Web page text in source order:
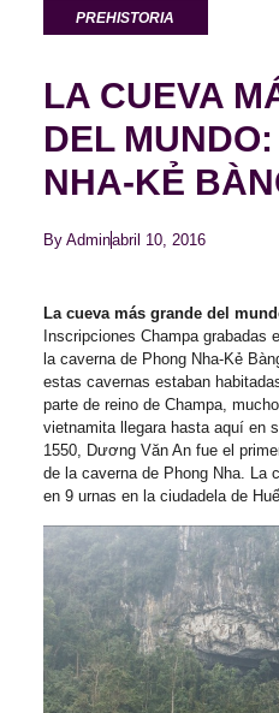
PREHISTORIA
LA CUEVA
DEL
NHA-KẺ
ByAdminabril 10, 2016
La cueva más grande del
Inscripciones Champa grabadas
la caverna de Phong Nha-Kẻ
estas cavernas estaban
parte de reino de Champa,
vietnamita llegara hasta aquí en
1550, Dương Văn An fue el
de la caverna de Phong Nha. La
en 9 urnas en la ciudadela de